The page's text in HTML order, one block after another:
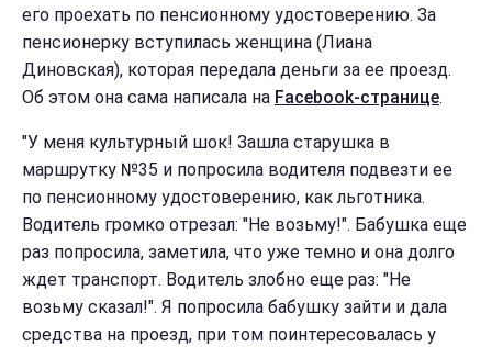
его проехать по пенсионному удостоверению. За
пенсионерку вступилась женщина (Лиана
Диновская), которая передала деньги за ее проезд.
Об этом она сама написала на Facebook-странице.
"У меня культурный шок! Зашла старушка в
маршрутку №35 и попросила водителя подвезти ее
по пенсионному удостоверению, как льготника.
Водитель громко отрезал: "Не возьму!". Бабушка еще
раз попросила, заметила, что уже темно и она долго
ждет транспорт. Водитель злобно еще раз: "Не
возьму сказал!". Я попросила бабушку зайти и дала
средства на проезд, при том поинтересовалась у